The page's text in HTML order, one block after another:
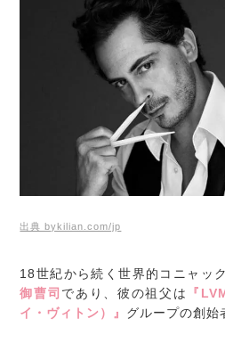
出典 bykilian.com/jp
18世紀から続く世界的コニャッ
御曹司 であり、彼の祖父は
『
イ・ヴィトン）』 グループの創始